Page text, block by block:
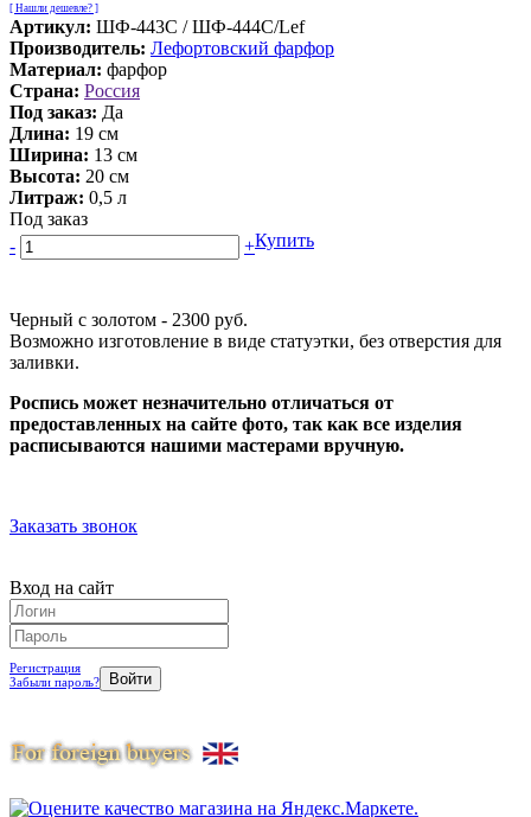
[ Нашли дешевле? ]
Артикул: ШФ-443С / ШФ-444С/Lef
Производитель: Лефортовский фарфор
Материал: фарфор
Страна: Россия
Под заказ: Да
Длина: 19 см
Ширина: 13 см
Высота: 20 см
Литраж: 0,5 л
Под заказ
-
+Купить
Черный с золотом - 2300 руб.
Возможно изготовление в виде статуэтки, без отверстия для
заливки.
Роспись может незначительно отличаться от
предоставленных на сайте фото, так как все изделия
расписываются нашими мастерами вручную.
Заказать звонок
Вход на сайт
Регистрация
Забыли пароль?